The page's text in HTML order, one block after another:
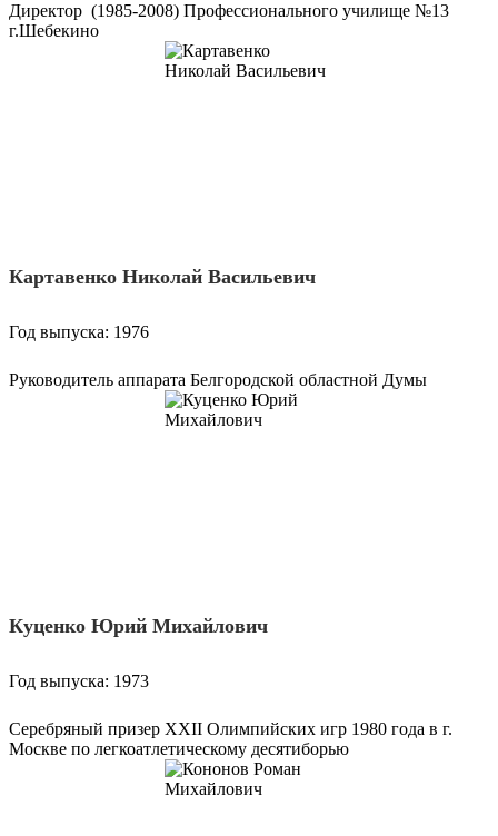
Директор (1985-2008) Профессионального училище №13
г.Шебекино
Картавенко Николай Васильевич
Год выпуска: 1976
Руководитель аппарата Белгородской областной Думы
Куценко Юрий Михайлович
Год выпуска: 1973
Серебряный призер ХХII Олимпийских игр 1980 года в г.
Москве по легкоатлетическому десятиборью